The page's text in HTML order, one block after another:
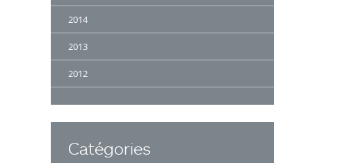
2014
2013
2012
Catégories